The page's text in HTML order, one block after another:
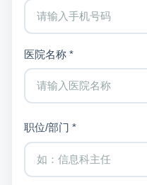
医院名称 *
职位/部门 *